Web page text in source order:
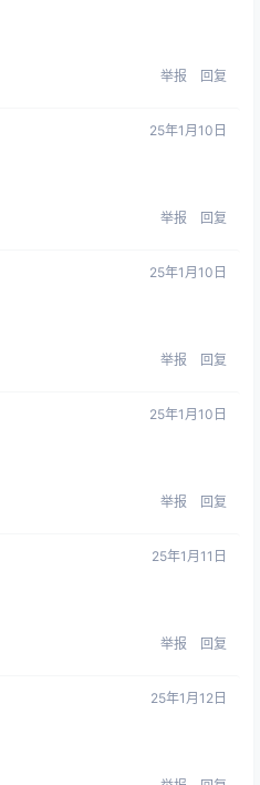
举报 回复
25年1月10日
举报 回复
25年1月10日
举报 回复
25年1月10日
举报 回复
25年1月11日
举报 回复
25年1月12日